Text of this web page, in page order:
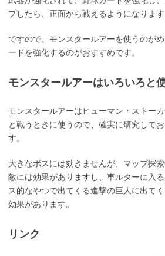
プしたら、正面から戦えるようになります
ですので、モンスタールアーを使うのが
ードを強化するのがおすすめです。
モンスタールアーはいろいろと
モンスタールアーはヒューマン・ストー
と戦うときに使うので、確実に研究して
す。
大きなボスには効きませんが、マップ探
敵には効果がありますし、車ルターに入
ス的なやつで出てくる進撃の巨人に出て
効果があります。
リンク